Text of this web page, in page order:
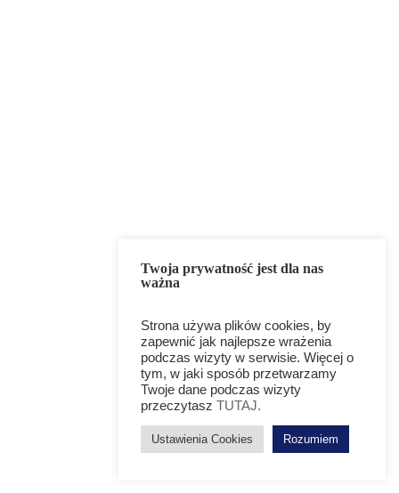
Twoja prywatność jest dla nas
ważna
Strona używa plików cookies, by
zapewnić jak najlepsze wrażenia
podczas wizyty w serwisie. Więcej o
tym, w jaki sposób przetwarzamy
Twoje dane podczas wizyty
przeczytasz TUTAJ.
Ustawienia Cookies Rozumiem